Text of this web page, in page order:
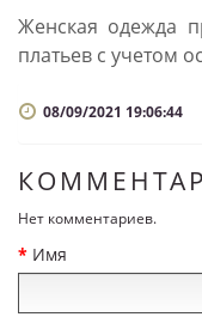
Женская одежда
платьев с учетом
08/09/2021 19:06:44
Нет комментариев.
Имя